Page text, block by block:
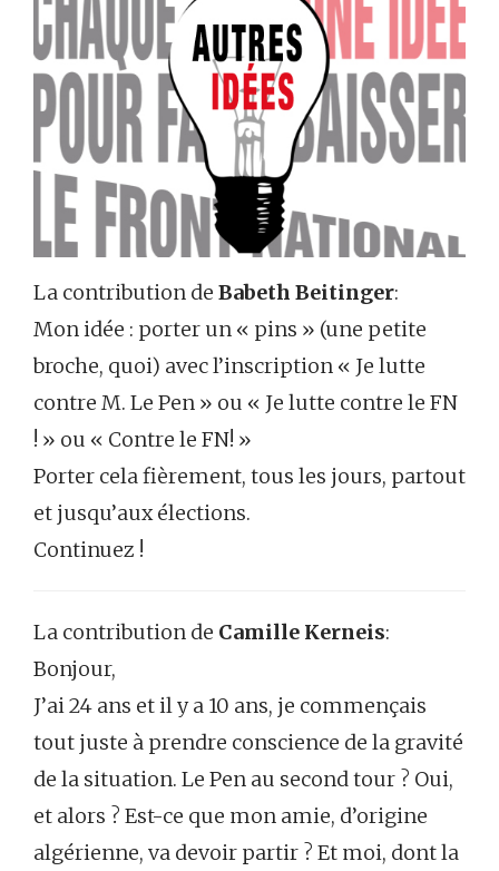
La contribution de Babeth Beitinger:
Mon idée : porter un « pins » (une petite
broche, quoi) avec l’inscription « Je lutte
contre M. Le Pen » ou « Je lutte contre le FN
! » ou « Contre le FN! »
Porter cela fièrement, tous les jours, partout
et jusqu’aux élections.
Continuez !
La contribution de Camille Kerneis:
Bonjour,
J’ai 24 ans et il y a 10 ans, je commençais
tout juste à prendre conscience de la gravité
de la situation. Le Pen au second tour ? Oui,
et alors ? Est-ce que mon amie, d’origine
algérienne, va devoir partir ? Et moi, dont la